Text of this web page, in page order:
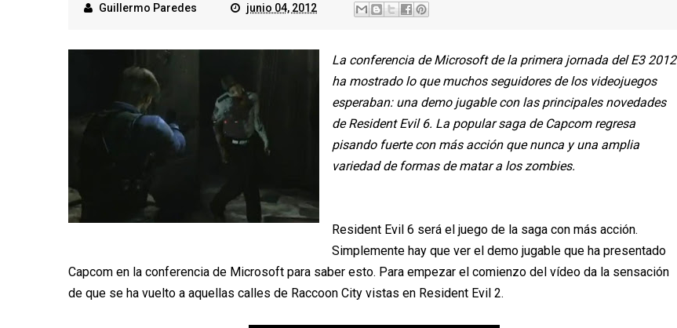
Guillermo Paredes junio 04, 2012
La conferencia de Microsoft de la primera jornada del E3 2012
ha mostrado lo que muchos seguidores de los videojuegos
esperaban: una demo jugable con las principales novedades
de Resident Evil 6. La popular saga de Capcom regresa
pisando fuerte con más acción que nunca y una amplia
variedad de formas de matar a los zombies.
Resident Evil 6 será el juego de la saga con más acción.
Simplemente hay que ver el demo jugable que ha presentado
Capcom en la conferencia de Microsoft para saber esto. Para empezar el comienzo del vídeo da la sensación
de que se ha vuelto a aquellas calles de Raccoon City vistas en Resident Evil 2.